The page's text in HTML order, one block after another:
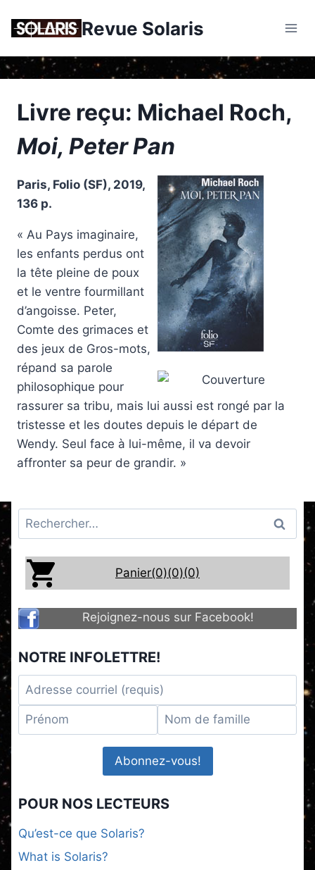
Revue Solaris
Livre reçu: Michael Roch,
Moi, Peter Pan
Paris, Folio (SF), 2019,
136 p.
« Au Pays imaginaire,
les enfants perdus ont
la tête pleine de poux
et le ventre fourmillant
d’angoisse. Peter,
Comte des grimaces et
des jeux de Gros-mots,
répand sa parole
philosophique pour
rassurer sa tribu, mais lui aussi est rongé par la
tristesse et les doutes depuis le départ de
Wendy. Seul face à lui-même, il va devoir
affronter sa peur de grandir. »
Rechercher :
Panier(0)(0)(0)
Rejoignez-nous sur Facebook!
NOTRE INFOLETTRE!
POUR NOS LECTEURS
Qu’est-ce que Solaris?
What is Solaris?